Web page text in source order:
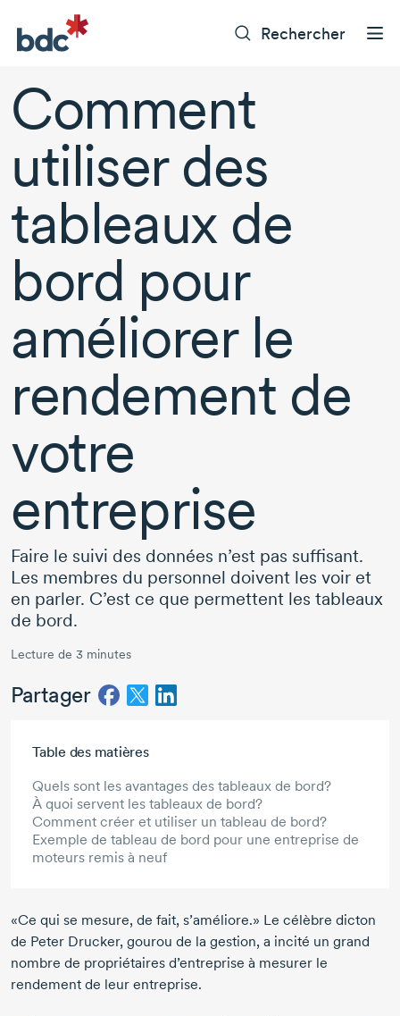
Rechercher
Comment
utiliser des
tableaux de
bord pour
améliorer le
rendement de
votre
entreprise
Faire le suivi des données n’est pas suffisant.
Les membres du personnel doivent les voir et
en parler. C’est ce que permettent les tableaux
de bord.
Lecture de 3 minutes
Partager
Table des matières
Quels sont les avantages des tableaux de bord?
À quoi servent les tableaux de bord?
Comment créer et utiliser un tableau de bord?
Exemple de tableau de bord pour une entreprise de
moteurs remis à neuf
«Ce qui se mesure, de fait, s’améliore.» Le célèbre dicton
de Peter Drucker, gourou de la gestion, a incité un grand
nombre de propriétaires d’entreprise à mesurer le
rendement de leur entreprise.